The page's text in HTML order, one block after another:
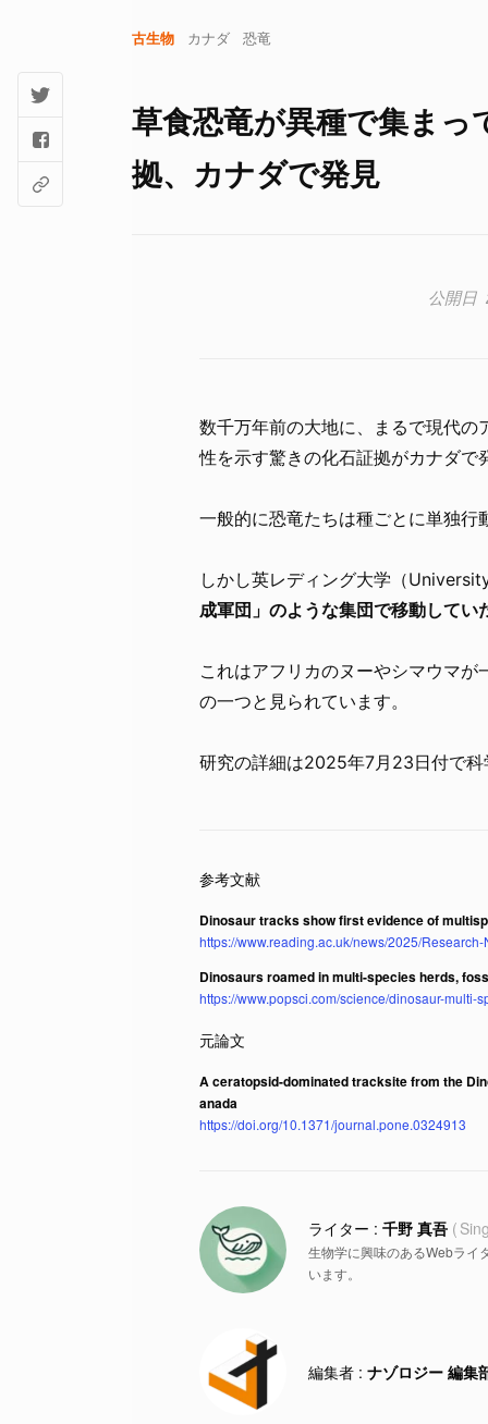
古生物 カナダ 恐竜
草食恐竜が異種で集ま
拠、カナダで発見
数千万年前の大地に、まるで現代
性を示す驚きの化石証拠がカナダで
一般的に恐竜たちは種ごとに単独行
しかし英レディング大学（
成軍団」のような集団で移動してい
これはアフリカのヌーやシマウマ
の一つと見られています。
研究の詳細は2025年7月23日付で科
Dinosaur tracks show first evidence of
https://www.reading.ac.uk/news/2025/
Dinosaurs roamed in multi-species herds,
https://www.popsci.com/science/dinosaur-multi-
A ceratopsid-dominated tracksite from the
anada
https://doi.org/10.1371/journal.pone.0324913
千野 真吾
生物学に興味のあるWebライ
います。
ナゾロジー 編集